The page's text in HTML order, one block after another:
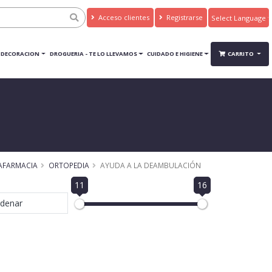
Acceso clientes Registrarse
Translate
DECORACION DROGUERIA - TE LO LLEVAMOS CUIDADO E HIGIENE CARRITO
ORTOPEDIA AYUDA A LA DEAMBULACIÓN
11 16